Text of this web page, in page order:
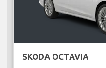
SKODA OCTAVIA